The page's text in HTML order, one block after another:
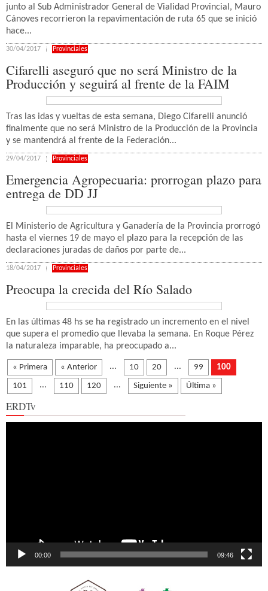
junto al Sub Administrador General de Vialidad Provincial, Mauro
Cánoves recorrieron la repavimentación de ruta 65 que se inició
hace...
30/04/2017 Provinciales
Cifarelli aseguró que no será Ministro de la
Producción y seguirá al frente de la FAIM
Tras las idas y vueltas de esta semana, Diego Cifarelli anunció
finalmente que no será Ministro de la Producción de la Provincia
y se mantendrá al frente de la Federación...
29/04/2017 Provinciales
Emergencia Agropecuaria: prorrogan plazo para
entrega de DD JJ
El Ministerio de Agricultura y Ganadería de la Provincia prorrogó
hasta el viernes 19 de mayo el plazo para la recepción de las
declaraciones juradas de daños por parte de...
18/04/2017 Provinciales
Preocupa la crecida del Río Salado
En las últimas 48 hs se ha registrado un incremento en el nivel
que supera el promedio que llevaba la semana. En Roque Pérez
la naturaleza imparable, ha preocupado a...
« Primera « Anterior ... 10 20 ... 99 100
101 ... 110 120 ... Siguiente » Última »
ERDTv
00:00 09:46